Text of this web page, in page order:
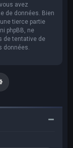
avez
de données. Bien
tierce partie
phpBB, ne
de tentative de
données.
Recherche avancée